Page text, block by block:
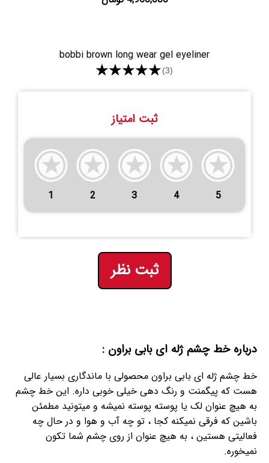
bobbi brown long wear gel eyeliner
★★★★★(3)
ثبت امتیاز
1 2 3 4 5
ثبت نظر
درباره خط چشم ژله ای بابی براون :
خط چشم ژله ای بابی براون محصولی با ماندگاری بسیار عالی
هست که پیگمنت و رنگ دهی خیلی خوبی داره. این خط چشم
به هیچ عنوان لک یا پوسته پوسته نمیشه و میتونید مطمئن
باشین که فرقی نمیکنه کجا ، تو چه آب و هوا و در حال چه
فعالیتی هستین ، به هیچ عنوان از روی چشم شما تکون
نمیخوره.